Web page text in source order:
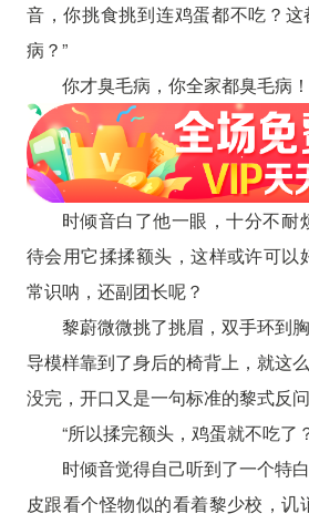
音，你挑食挑到连鸡蛋都不吃？
病？”
你才臭毛病，你全家都臭毛病！
时倾音白了他一眼，十分不耐
待会用它揉揉额头，这样或许可以
常识呐，还副团长呢？
黎蔚微微挑了挑眉，双手环到
导模样靠到了身后的椅背上，就这
没完，开口又是一句标准的黎式反问
“所以揉完额头，鸡蛋就不吃了
时倾音觉得自己听到了一个特
皮跟看个怪物似的看着黎少校，讥